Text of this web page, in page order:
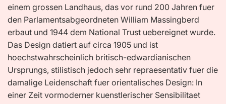
einem grossen Landhaus, das vor rund 200 Jahren fuer
den Parlamentsabgeordneten William Massingberd
erbaut und 1944 dem National Trust uebereignet wurde.
Das Design datiert auf circa 1905 und ist
hoechstwahrscheinlich britisch-edwardianischen
Ursprungs, stilistisch jedoch sehr repraesentativ fuer die
damalige Leidenschaft fuer orientalisches Design: In
einer Zeit vormoderner kuenstlerischer Sensibilitaet